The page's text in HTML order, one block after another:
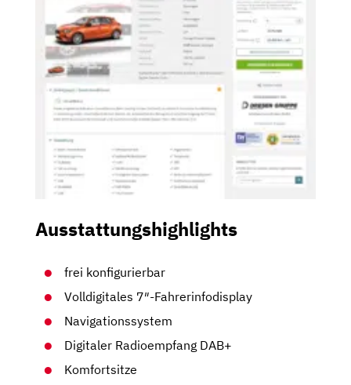
Ausstattungshighlights
frei konfigurierbar
Volldigitales 7″-Fahrerinfodisplay
Navigationssystem
Digitaler Radioempfang DAB+
Komfortsitze